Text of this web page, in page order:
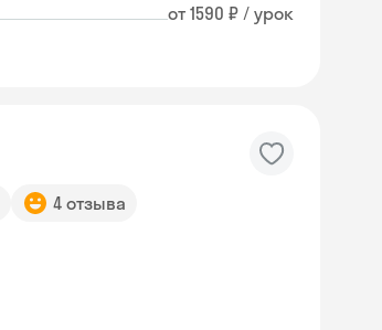
от 1590 ₽ / урок
4 отзыва